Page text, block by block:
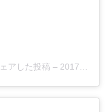
アした投稿 – 2017年 6月月9日午後12時51分PDT